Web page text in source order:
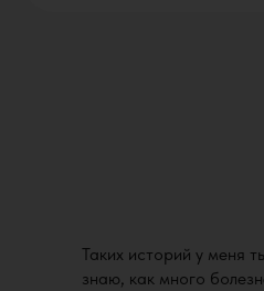
Таких историй у меня
знаю, как много